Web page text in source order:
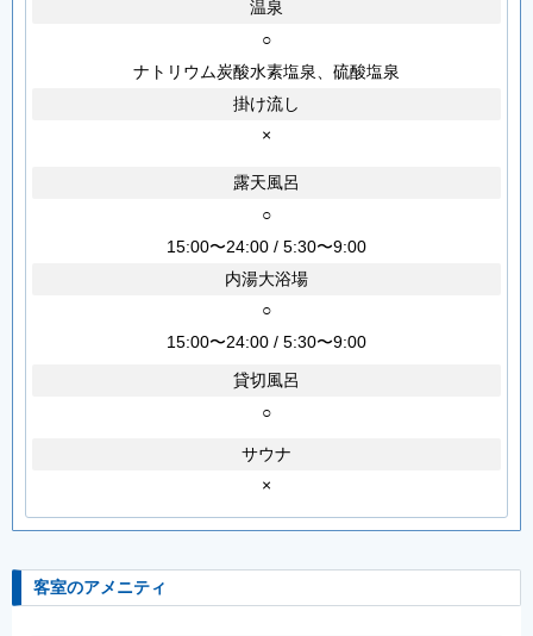
温泉
○
ナトリウム炭酸水素塩泉、硫酸塩泉
掛け流し
×
露天風呂
○
15:00〜24:00 / 5:30〜9:00
内湯大浴場
○
15:00〜24:00 / 5:30〜9:00
貸切風呂
○
サウナ
×
客室のアメニティ